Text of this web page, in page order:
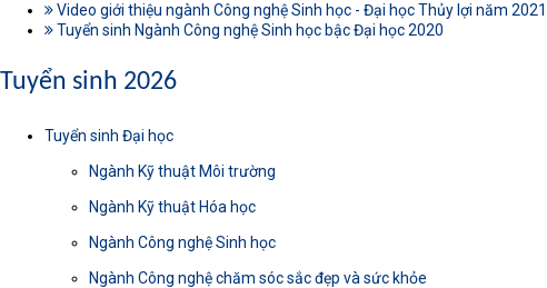
Video giới thiệu ngành Công nghệ Sinh học - Đại học Thủy lợi năm 2021
Tuyển sinh Ngành Công nghệ Sinh học bậc Đại học 2020
Tuyển sinh 2026
Tuyển sinh Đại học
Ngành Kỹ thuật Môi trường
Ngành Kỹ thuật Hóa học
Ngành Công nghệ Sinh học
Ngành Công nghệ chăm sóc sắc đẹp và sức khỏe